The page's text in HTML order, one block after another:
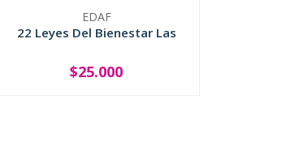
EDAF
22 Leyes Del Bienestar Las
+
$25.000